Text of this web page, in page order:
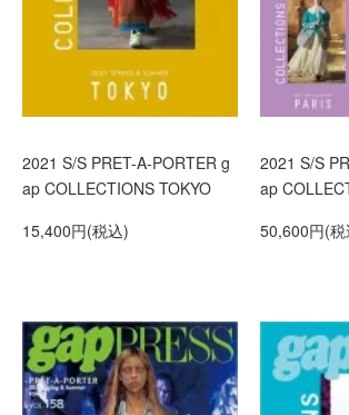
2021 S/S PRET-A-PORTER g
ap COLLECTIONS TOKYO
15,400円(税込)
2021 S/S
ap
50,600円(税